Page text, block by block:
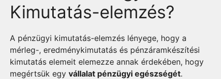
Kimutatás-elemzés?
A pénzügyi kimutatás-elemzés lényege, hogy a
mérleg-, eredménykimutatás és pénzáramkészítési
kimutatás elemeit elemezze annak érdekében, hogy
megértsük egy vállalat pénzügyi egészségét.